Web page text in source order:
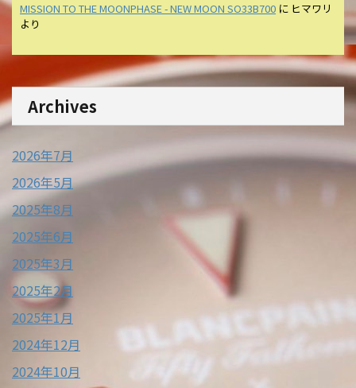
MISSION TO THE MOONPHASE - NEW MOON SO33B700 に ヒマワリ
より
Archives
2026年7月
2026年5月
2025年8月
2025年6月
2025年3月
2025年2月
2025年1月
2024年12月
2024年10月